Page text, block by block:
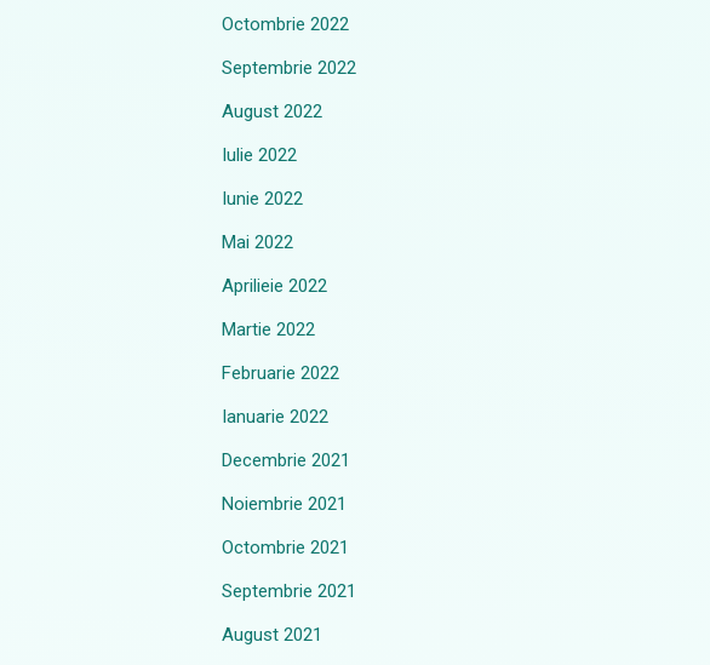
Octombrie 2022
Septembrie 2022
August 2022
Iulie 2022
Iunie 2022
Mai 2022
Aprilieie 2022
Martie 2022
Februarie 2022
Ianuarie 2022
Decembrie 2021
Noiembrie 2021
Octombrie 2021
Septembrie 2021
August 2021